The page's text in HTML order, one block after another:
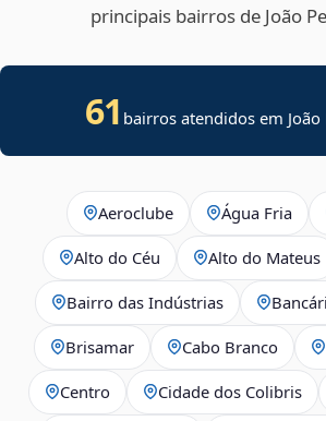
principais bairros de João
61 bairros atendidos em João
Aeroclube Água Fria
Alto do Céu Alto do Mateus
Bairro das Indústrias
Brisamar Cabo Branco
Centro Cidade dos Colibris